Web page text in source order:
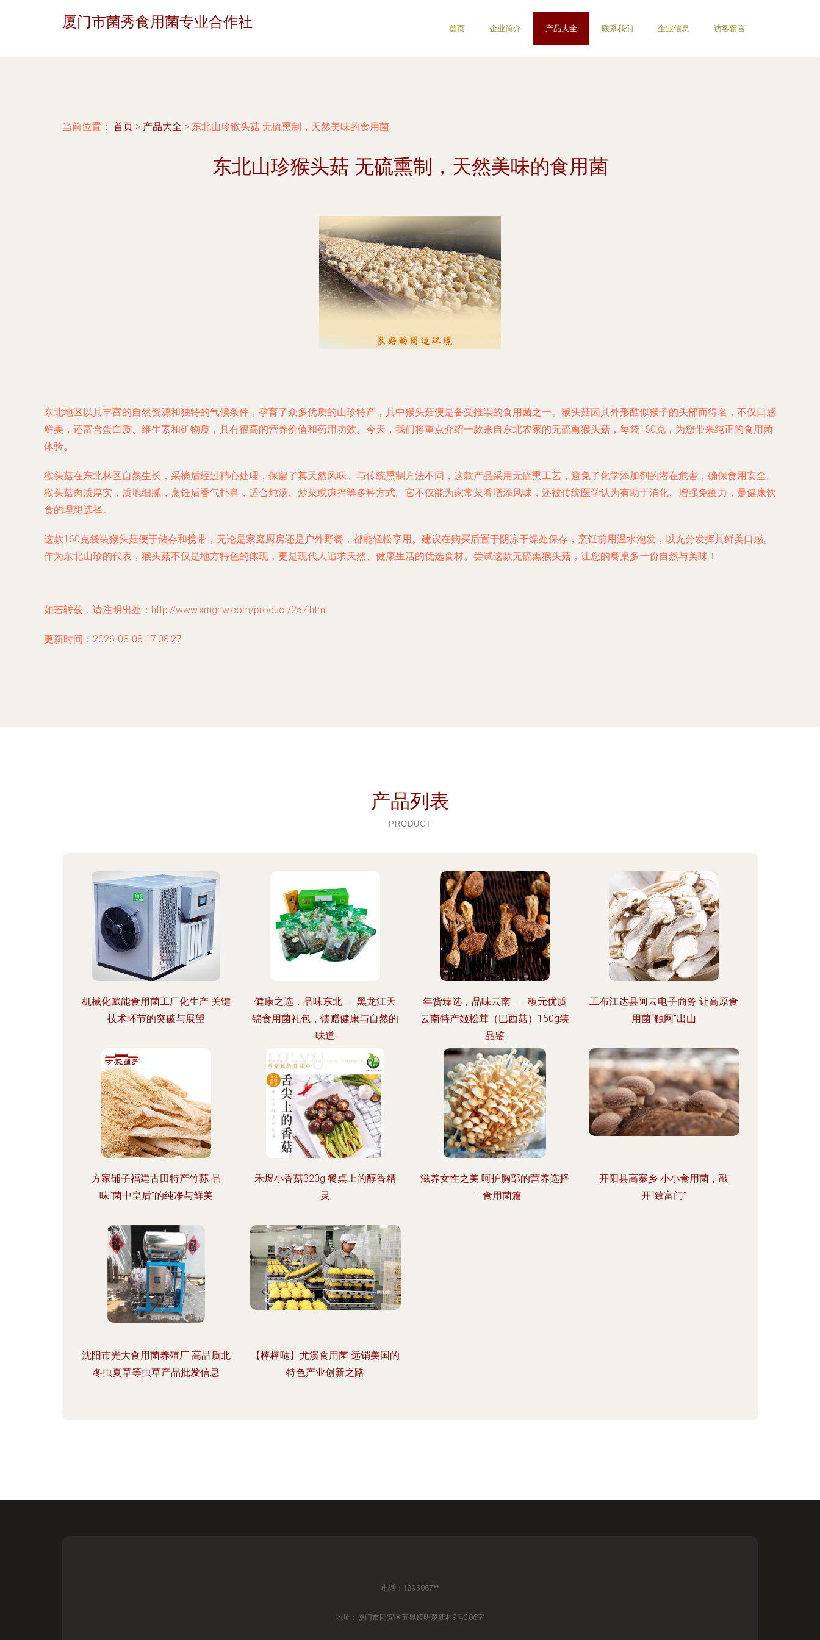
厦门市菌秀食用菌专业合作社 首页 企业简介 产品大全 联系我们 企业信息 访客留言
当前位置： 首页 > 产品大全 > 东北山珍猴头菇 无硫熏制，天然美味的食用菌
东北山珍猴头菇 无硫熏制，天然美味的食用菌
东北地区以其丰富的自然资源和独特的气候条件，孕育了众多优质的山珍特产，其中猴头菇便是备受推崇的食用菌之一。猴头菇因其外形酷似猴子的头部而得名，不仅口感
鲜美，还富含蛋白质、维生素和矿物质，具有很高的营养价值和药用功效。今天，我们将重点介绍一款来自东北农家的无硫熏猴头菇，每袋160克，为您带来纯正的食用菌
体验。
猴头菇在东北林区自然生长，采摘后经过精心处理，保留了其天然风味。与传统熏制方法不同，这款产品采用无硫熏工艺，避免了化学添加剂的潜在危害，确保食用安全。
猴头菇肉质厚实，质地细腻，烹饪后香气扑鼻，适合炖汤、炒菜或凉拌等多种方式。它不仅能为家常菜肴增添风味，还被传统医学认为有助于消化、增强免疫力，是健康饮
食的理想选择。
这款160克袋装猴头菇便于储存和携带，无论是家庭厨房还是户外野餐，都能轻松享用。建议在购买后置于阴凉干燥处保存，烹饪前用温水泡发，以充分发挥其鲜美口感。
作为东北山珍的代表，猴头菇不仅是地方特色的体现，更是现代人追求天然、健康生活的优选食材。尝试这款无硫熏猴头菇，让您的餐桌多一份自然与美味！
如若转载，请注明出处：http://www.xmgnw.com/product/257.html
更新时间：2026-08-08 17:08:27
产品列表
PRODUCT
机械化赋能食用菌工厂化生产 关键
技术环节的突破与展望
健康之选，品味东北——黑龙江天
锦食用菌礼包，馈赠健康与自然的
味道
年货臻选，品味云南—— 稷元优质
云南特产姬松茸（巴西菇）150g装
品鉴
工布江达县阿云电子商务 让高原食
用菌“触网”出山
方家铺子福建古田特产竹荪 品
味“菌中皇后”的纯净与鲜美
禾煜小香菇320g 餐桌上的醇香精
灵
滋养女性之美 呵护胸部的营养选择
——食用菌篇
开阳县高寨乡 小小食用菌，敲
开“致富门”
沈阳市光大食用菌养殖厂 高品质北
冬虫夏草等虫草产品批发信息
【棒棒哒】尤溪食用菌 远销美国的
特色产业创新之路
电话：1895067**
地址：厦门市同安区五显镇明溪新村9号206室